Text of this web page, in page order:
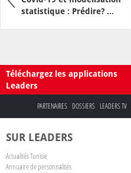
statistique : Prédire? ...
Téléchargez les applications
Leaders
PARTENAIRES DOSSIERS LEADERS TV
SUR LEADERS
Actualités Tunisie
Annuaire de personnalités